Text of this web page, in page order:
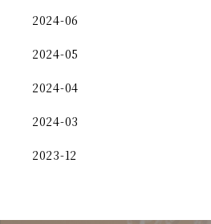
2024-06
2024-05
2024-04
2024-03
2023-12